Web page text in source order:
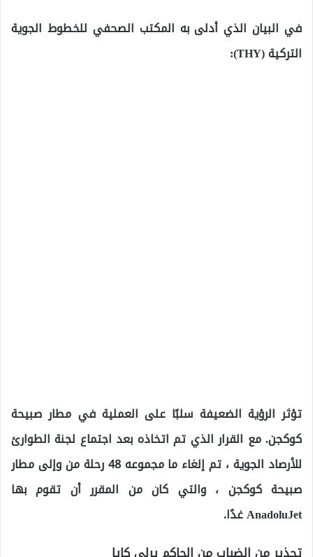
في البيان الذي أدلى به المكتب الصحفي للخطوط الجوية
التركية (THY):
تؤثر الرؤية الضعيفة سلبًا على العملية في مطار صبيحة
كوكجن. مع القرار الذي تم اتخاذه بعد اجتماع لجنة الطوارئ
للأرصاد الجوية ، تم إلغاء ما مجموعه 48 رحلة من وإلى مطار
صبيحة كوكجن ، والتي كان من المقرر أن تقوم بها
AnadoluJet غدًا.